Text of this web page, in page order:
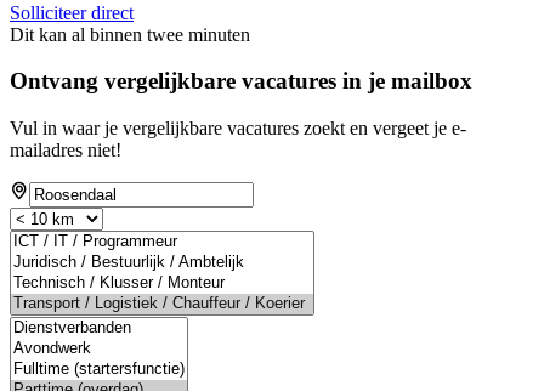
Solliciteer direct
Dit kan al binnen twee minuten
Ontvang vergelijkbare vacatures in je mailbox
Vul in waar je vergelijkbare vacatures zoekt en vergeet je e-
mailadres niet!